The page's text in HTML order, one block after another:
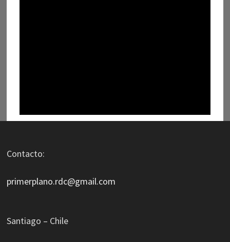
Contacto:
primerplano.rdc@gmail.com
Santiago – Chile